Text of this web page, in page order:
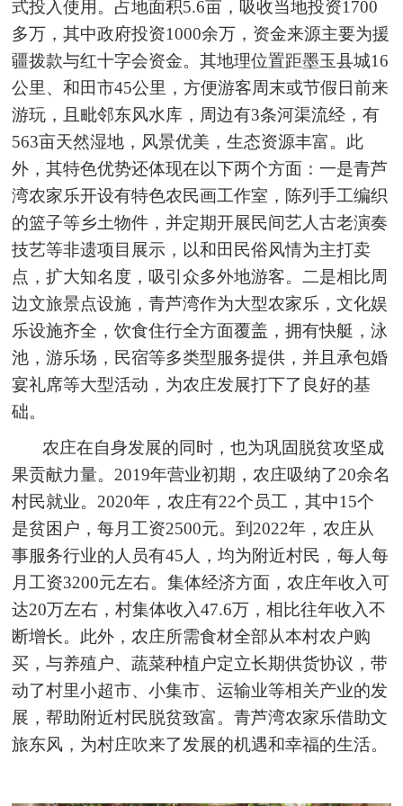
式投入使用。占地面积5.6亩，吸收当地投资1700
多万，其中政府投资1000余万，资金来源主要为援
疆拨款与红十字会资金。其地理位置距墨玉县城16
公里、和田市45公里，方便游客周末或节假日前来
游玩，且毗邻东风水库，周边有3条河渠流经，有
563亩天然湿地，风景优美，生态资源丰富。此
外，其特色优势还体现在以下两个方面：一是青芦
湾农家乐开设有特色农民画工作室，陈列手工编织
的篮子等乡土物件，并定期开展民间艺人古老演奏
技艺等非遗项目展示，以和田民俗风情为主打卖
点，扩大知名度，吸引众多外地游客。二是相比周
边文旅景点设施，青芦湾作为大型农家乐，文化娱
乐设施齐全，饮食住行全方面覆盖，拥有快艇，泳
池，游乐场，民宿等多类型服务提供，并且承包婚
宴礼席等大型活动，为农庄发展打下了良好的基
础。
农庄在自身发展的同时，也为巩固脱贫攻坚成
果贡献力量。2019年营业初期，农庄吸纳了20余名
村民就业。2020年，农庄有22个员工，其中15个
是贫困户，每月工资2500元。到2022年，农庄从
事服务行业的人员有45人，均为附近村民，每人每
月工资3200元左右。集体经济方面，农庄年收入可
达20万左右，村集体收入47.6万，相比往年收入不
断增长。此外，农庄所需食材全部从本村农户购
买，与养殖户、蔬菜种植户定立长期供货协议，带
动了村里小超市、小集市、运输业等相关产业的发
展，帮助附近村民脱贫致富。青芦湾农家乐借助文
旅东风，为村庄吹来了发展的机遇和幸福的生活。